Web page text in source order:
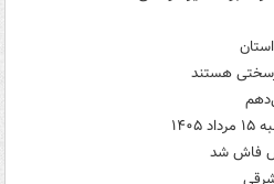
هستند
شرقی